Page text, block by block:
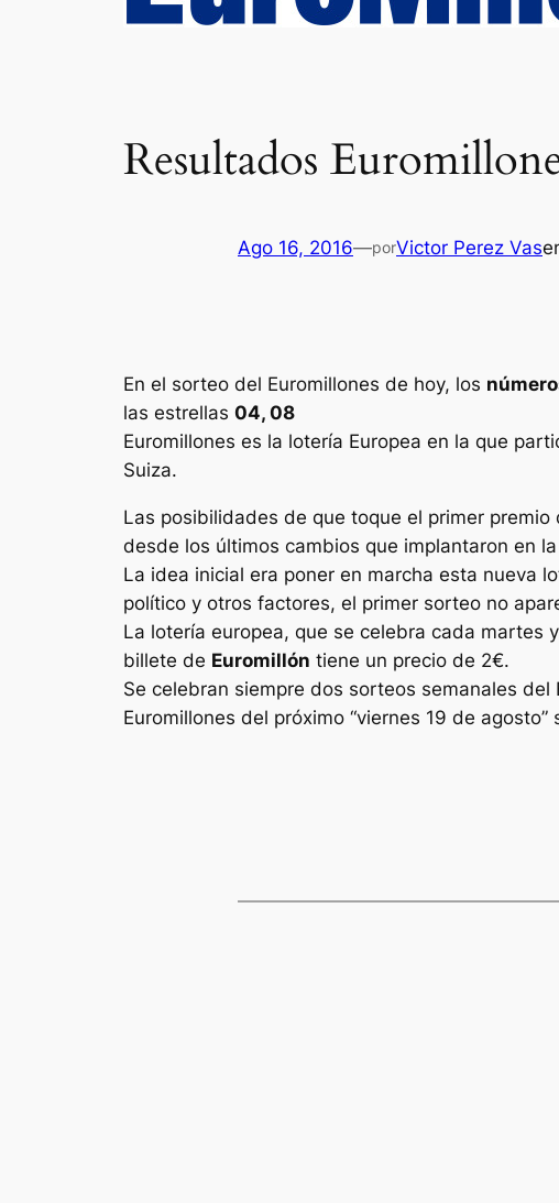
Resultados
Ago 16, 2016—porVictor Perez Vas
En el sorteo del Euromillones de hoy, los
las estrellas 04, 08
Euromillones es la lotería Europea en la que
Suiza.
Las posibilidades de que toque el primer
desde los últimos cambios que implantaron en
La idea inicial era poner en marcha esta nueva
político y otros factores, el primer sorteo no
La lotería europea, que se celebra cada martes
billete de Euromillón tiene un precio de 2€.
Se celebran siempre dos sorteos semanales
Euromillones del próximo “viernes 19 de